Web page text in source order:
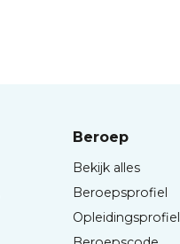
Beroep
Bekijk alles
Beroepsprofiel
Opleidingsprofiel